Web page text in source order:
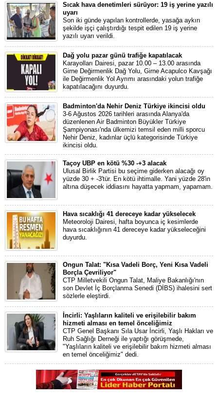
Sıcak hava denetimleri sürüyor: 19 iş yerine yazılı
uyarı
Son iki günde yapılan kontrollerde, yasağa aykırı
şekilde işçi çalıştırdığı tespit edilen 19 iş yerine
yazılı uyarı verildi.
Dağ yolu pazar günü trafiğe kapatılacak
Karayolları Dairesi, pazar 10.00 – 13.00 arasında
Girne Değirmenlik Dağ Yolu, Girne Acapulco Kavşağı
ile Değirmenlik Yol Ayrımı arasındaki yolun trafiğe
kapatılacağını duyurdu.
Badminton'da Nehir Deniz Türkiye ikincisi oldu
3-6 Ağustos 2026 tarihleri arasında Alanya'da
düzenlenen Air Badminton Büyükler Türkiye
Şampiyonası'nda ülkemizi temsil eden milli sporcu
Nehir Deniz, kadınlar üçlü kategorisinde Türkiye
ikincisi oldu.
Taçoy UBP en kötü %30 -+3 alacak
Ulusal Birlik Partisi bu seçime giderken alacağı oy
yüzde 30 + -3'tür. En kötü ihtimalle. Yani yüzde 28'in
altına düşecek iddiasını hayatta yapmam, yapamam.
Hava sıcaklığı 41 dereceye kadar yükselecek
Meteoroloji Dairesi, hafta boyunca iç kesimlerde
hava sıcaklığının 41 dereceye kadar yükseleceğini
duyurdu.
Ongun Talat: "Kısa Vadeli Borç, Yeni Kısa Vadeli
Borçla Çevriliyor"
CTP Milletvekili Ongun Talat, Maliye Bakanlığı'nın
son Devlet İç Borçlanma Senedi (DİBS) ihalesini sert
sözlerle eleştirdi.
İncirli: Yaşlıların kaliteli ve erişilebilir bakım
hizmeti alması en temel önceliğimiz
CTP Genel Başkanı Sıla Usar İncirli, Yaşlı Hakları ve
Ruh Sağlığı Derneği ile yaptığı görüşmede,
"Yaşlıların kaliteli ve erişilebilir bakım hizmeti alması
en temel önceliğimiz" dedi.